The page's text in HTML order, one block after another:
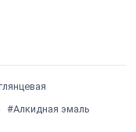
#Алкидная эмаль